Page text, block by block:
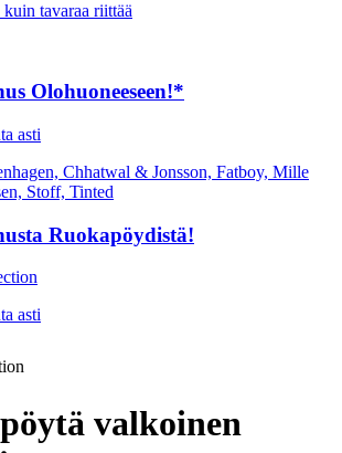
tavaraa riittää
Olohuoneeseen!*
asti
Chhatwal & Jonsson, Fatboy, Mille
Stoff, Tinted
Ruokapöydistä!
asti
valkoinen